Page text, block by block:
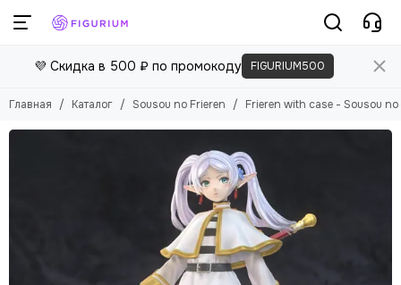
💜 Скидка в 500 ₽ по промокоду FIGURIUM500
Главная Каталог Sousou no Frieren Frieren with case - Sousou no